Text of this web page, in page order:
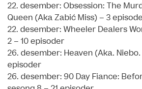
22. desember: Obsession: The
Queen (Aka Zabić Miss) – 3
22. desember: Wheeler Dealers
2 – 10 episoder
26. desember: Heaven (Aka.
episoder
26. desember: 90 Day Fiance: